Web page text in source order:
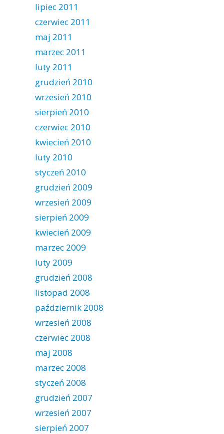
lipiec 2011
czerwiec 2011
maj 2011
marzec 2011
luty 2011
grudzień 2010
wrzesień 2010
sierpień 2010
czerwiec 2010
kwiecień 2010
luty 2010
styczeń 2010
grudzień 2009
wrzesień 2009
sierpień 2009
kwiecień 2009
marzec 2009
luty 2009
grudzień 2008
listopad 2008
październik 2008
wrzesień 2008
czerwiec 2008
maj 2008
marzec 2008
styczeń 2008
grudzień 2007
wrzesień 2007
sierpień 2007